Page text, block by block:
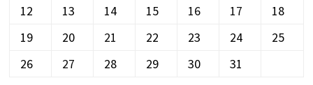
12
13 14 15 16 17
18
19
20 21 22 23 24
25
26
27 28 29 30 31